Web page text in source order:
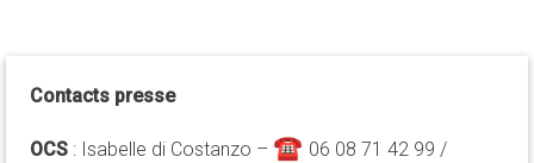
Contacts presse
OCS : Isabelle di Costanzo – ☎ 06 08 71 42 99 /